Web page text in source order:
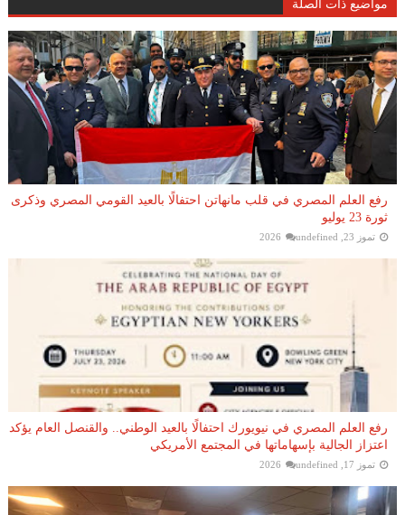
مواضيع ذات الصلة
رفع العلم المصري في قلب مانهاتن احتفالًا بالعيد القومي المصري وذكرى
ثورة 23 يوليو
تموز 23, 2026 undefined
رفع العلم المصري في نيويورك احتفالًا بالعيد الوطني.. والقنصل العام يؤكد
اعتزاز الجالية بإسهاماتها في المجتمع الأمريكي
تموز 17, 2026 undefined